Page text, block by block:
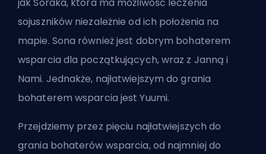
sojuszników niezależnie od ich położenia na
mapie. Sona również jest dobrym bohaterem
wsparcia dla początkujących, wraz z Janną i
Nami. Jednakże, najłatwiejszym do grania
bohaterem wsparcia jest Yuumi.
Przejdziemy przez pięciu najłatwiejszych do
grania bohaterów wsparcia, od najmniej do